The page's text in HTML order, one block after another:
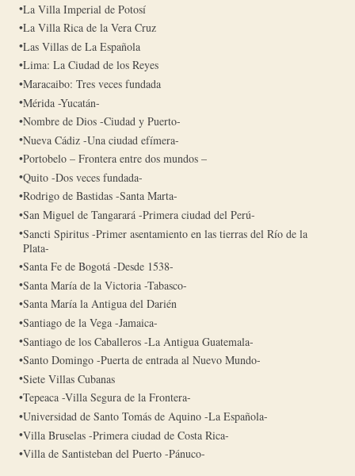
La Villa Imperial de Potosí
La Villa Rica de la Vera Cruz
Las Villas de La Española
Lima: La Ciudad de los Reyes
Maracaibo: Tres veces fundada
Mérida -Yucatán-
Nombre de Dios -Ciudad y Puerto-
Nueva Cádiz -Una ciudad efímera-
Portobelo – Frontera entre dos mundos –
Quito -Dos veces fundada-
Rodrigo de Bastidas -Santa Marta-
San Miguel de Tangarará -Primera ciudad del Perú-
Sancti Spiritus -Primer asentamiento en las tierras del Río de la
Plata-
Santa Fe de Bogotá -Desde 1538-
Santa María de la Victoria -Tabasco-
Santa María la Antigua del Darién
Santiago de la Vega -Jamaica-
Santiago de los Caballeros -La Antigua Guatemala-
Santo Domingo -Puerta de entrada al Nuevo Mundo-
Siete Villas Cubanas
Tepeaca -Villa Segura de la Frontera-
Universidad de Santo Tomás de Aquino -La Española-
Villa Bruselas -Primera ciudad de Costa Rica-
Villa de Santisteban del Puerto -Pánuco-